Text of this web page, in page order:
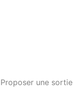
Proposer une sortie